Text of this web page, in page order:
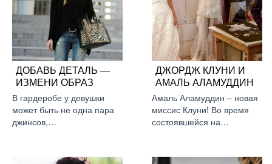
ДОБАВЬ ДЕТАЛЬ —
ИЗМЕНИ ОБРАЗ
В гардеробе у девушки
может быть не одна пара
джинсов,…
ДЖОРДЖ КЛУНИ И
АМАЛЬ АЛАМУДДИН
Амаль Аламуддин – новая
миссис Клуни! Во время
состоявшейся на…